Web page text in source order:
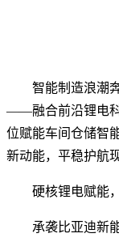
智能制造浪潮
——融合前沿锂电科
位赋能车间仓储智
新动能，平稳护航
硬核锂电赋能
承袭比亚迪新